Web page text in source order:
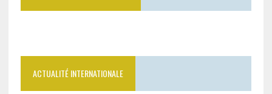
ACTUALITÉ INTERNATIONALE